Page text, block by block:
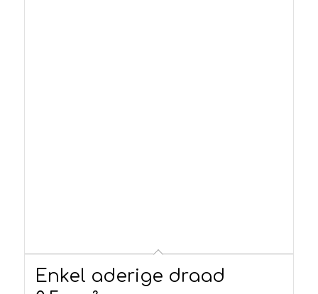
Enkel aderige draad